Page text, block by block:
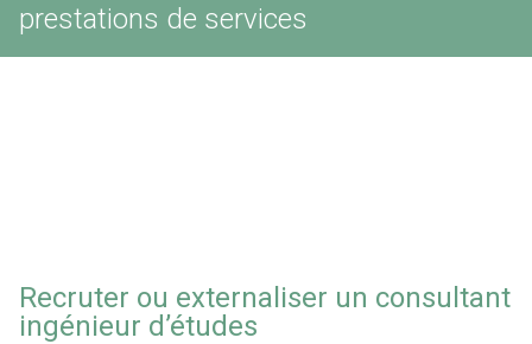
prestations de services
Recruter ou externaliser un consultant
ingénieur d’études